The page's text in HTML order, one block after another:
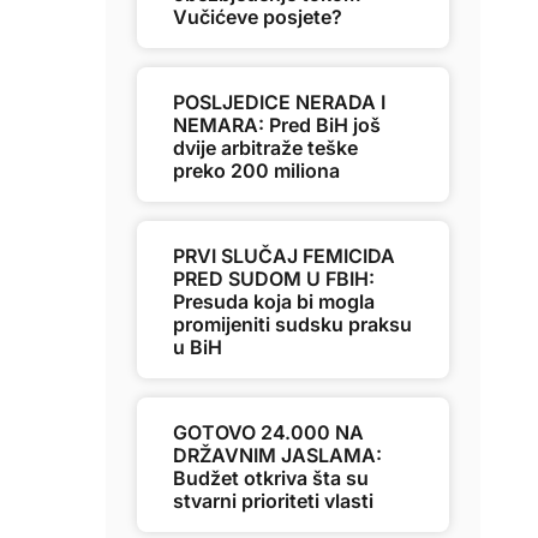
Vučićeve posjete?
POSLJEDICE NERADA I
NEMARA: Pred BiH još
dvije arbitraže teške
preko 200 miliona
PRVI SLUČAJ FEMICIDA
PRED SUDOM U FBIH:
Presuda koja bi mogla
promijeniti sudsku praksu
u BiH
GOTOVO 24.000 NA
DRŽAVNIM JASLAMA:
Budžet otkriva šta su
stvarni prioriteti vlasti